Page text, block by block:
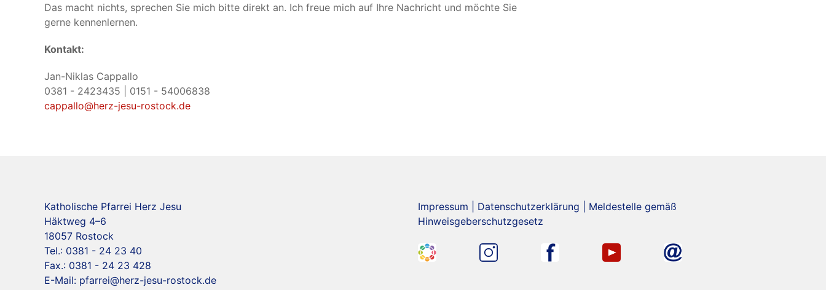
Das macht nichts, sprechen Sie mich bitte direkt an. Ich freue mich auf Ihre Nachricht und möchte Sie
gerne kennenlernen.
Kontakt:
Jan-Niklas Cappallo
0381 - 2423435 | 0151 - 54006838
cappallo@herz-jesu-rostock.de
Katholische Pfarrei Herz Jesu
Häktweg 4–6
18057 Rostock
Tel.: 0381 - 24 23 40
Fax.: 0381 - 24 23 428
E-Mail: pfarrei@herz-jesu-rostock.de
Impressum Datenschutzerklärung
Meldestelle gemäß
Hinweisgeberschutzgesetz